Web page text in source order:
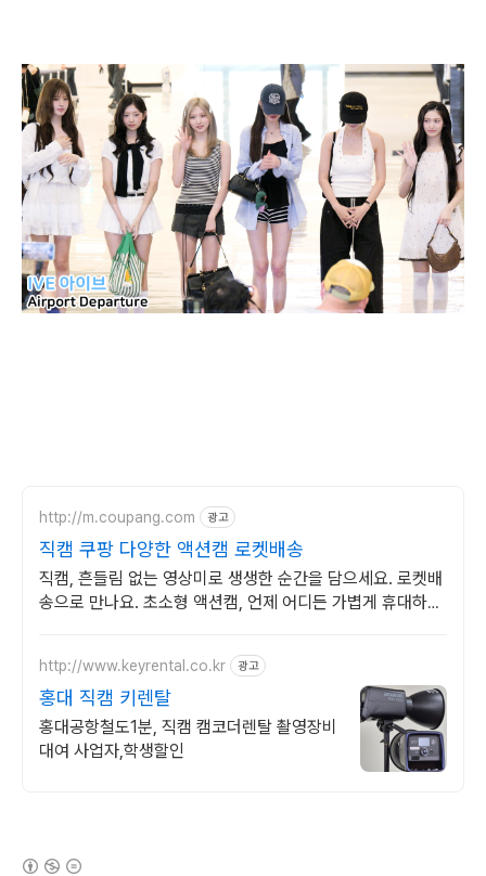
http://m.coupang.com 광고
직캠 쿠팡 다양한 액션캠 로켓배송
직캠, 흔들림 없는 영상미로 생생한 순간을 담으세요. 로켓배
송으로 만나요. 초소형 액션캠, 언제 어디든 가볍게 휴대하며
http://www.keyrental.co.kr 광고
홍대 직캠 키렌탈
홍대공항철도1분, 직캠 캠코더렌탈 촬영장비
대여 사업자,학생할인